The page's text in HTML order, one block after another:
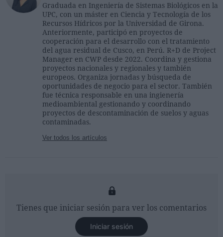
Graduada en Ingeniería de Sistemas Biológicos en la
UPC, con un máster en Ciencia y Tecnología de los
Recursos Hídricos por la Universidad de Girona.
Anteriormente, participó en proyectos de
cooperación para el desarrollo con el tratamiento
del agua residual de Cusco, en Perú. R+D de Project
Manager en CWP desde 2022. Coordina y gestiona
proyectos nacionales y regionales y también
europeos. Organiza jornadas y búsqueda de
oportunidades de negocio para el sector. También
fue técnica responsable en una ingienería
medioambiental gestionando y coordinando
proyectos de descontaminación de suelos y aguas
contaminadas.
Ver todos los artículos
Tienes que iniciar sesión para ver los comentarios
Iniciar sesión